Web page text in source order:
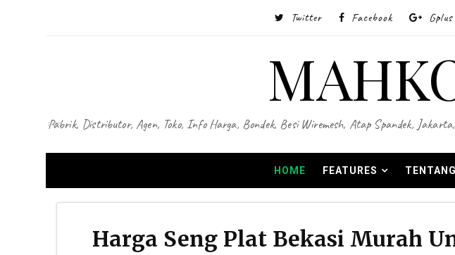
Twitter Facebook Gplus
Pabrik, Distributor, Agen, Toko, Info Harga, Bondek, Besi Wiremesh, Atap Spandek,
HOME FEATURES
Harga Seng Plat Bekasi Murah